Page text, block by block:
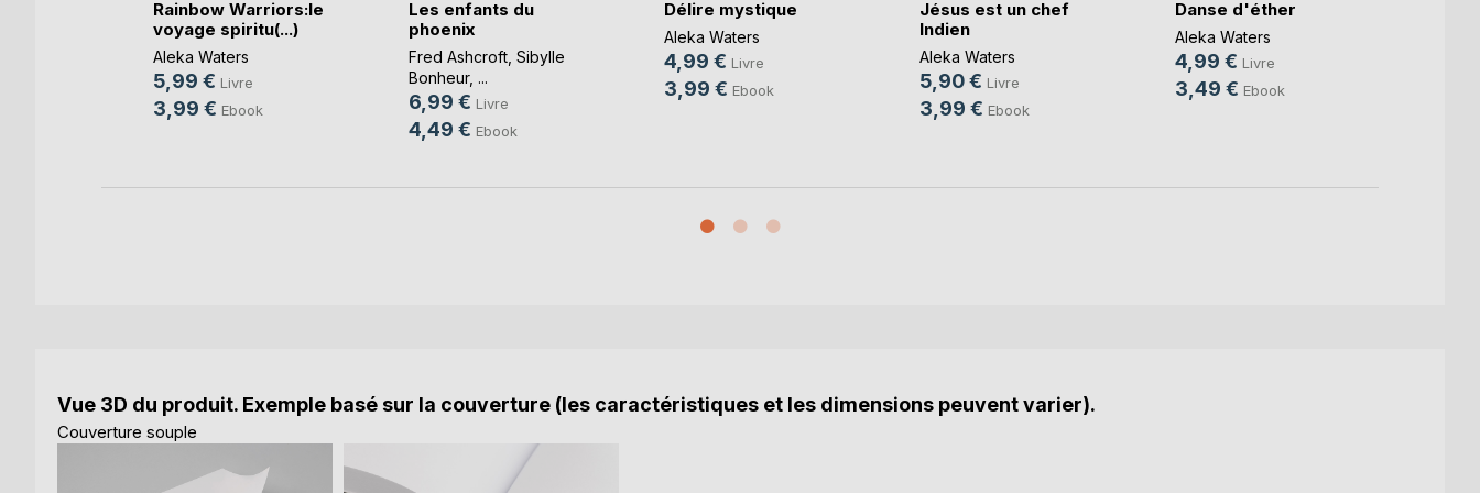
Rainbow Warriors:le
voyage spiritu(...)
Aleka Waters
5,99 € Livre
3,99 € Ebook
Les enfants du
phoenix
Fred Ashcroft, Sibylle
Bonheur, ...
6,99 € Livre
4,49 € Ebook
Délire mystique
Aleka Waters
4,99 € Livre
3,99 € Ebook
Jésus est un chef
Indien
Aleka Waters
5,90 € Livre
3,99 € Ebook
Danse d'éther
Aleka Waters
4,99 € Livre
3,49 € Ebook
Vue 3D du produit. Exemple basé sur la couverture (les caractéristiques et les dimensions peuvent varier).
Couverture souple